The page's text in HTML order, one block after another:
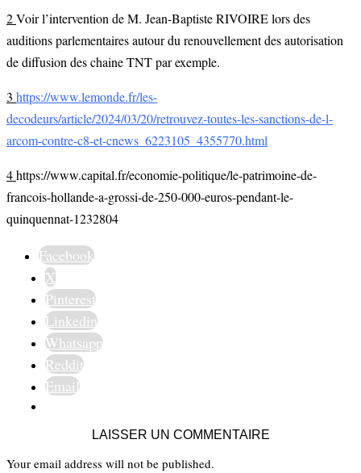
2Voir l’intervention de M. Jean-Baptiste RIVOIRE lors des
auditions parlementaires autour du renouvellement des autorisation
de diffusion des chaine TNT par exemple.
3 https://www.lemonde.fr/les-
decodeurs/article/2024/03/20/retrouvez-toutes-les-sanctions-de-l-
arcom-contre-c8-et-cnews_6223105_4355770.html
4https://www.capital.fr/economie-politique/le-patrimoine-de-
francois-hollande-a-grossi-de-250-000-euros-pendant-le-
quinquennat-1232804
Facebook
X
Pinterest
Linkedin
Whatsapp
Reddit
Email
LAISSER UN COMMENTAIRE
Your email address will not be published.